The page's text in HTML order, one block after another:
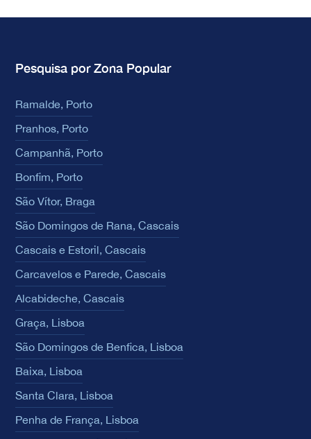
Pesquisa por Zona Popular
Ramalde, Porto
Pranhos, Porto
Campanhã, Porto
Bonfim, Porto
São Vítor, Braga
São Domingos de Rana, Cascais
Cascais e Estoril, Cascais
Carcavelos e Parede, Cascais
Alcabideche, Cascais
Graça, Lisboa
São Domingos de Benfica, Lisboa
Baixa, Lisboa
Santa Clara, Lisboa
Penha de França, Lisboa